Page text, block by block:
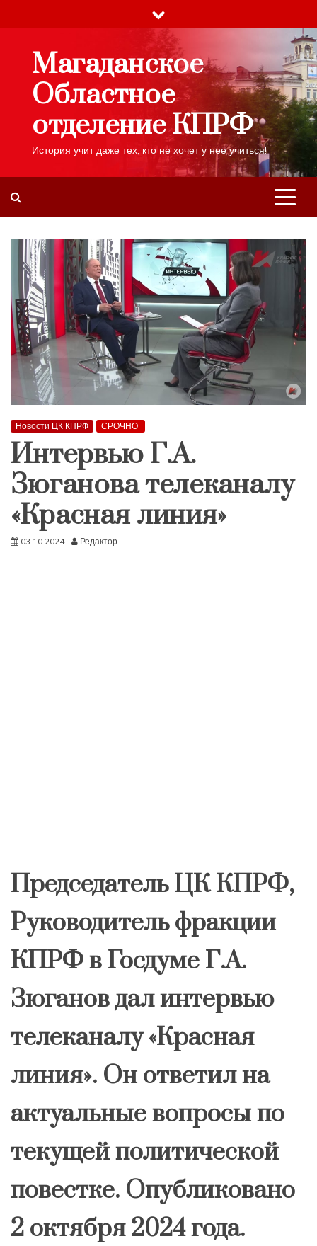
Магаданское
Областное
отделение КПРФ
История учит даже тех, кто не хочет у нее учиться!
Новости ЦК КПРФ СРОЧНО!
Интервью Г.А.
Зюганова телеканалу
«Красная линия»
03.10.2024 Редактор
Председатель ЦК КПРФ,
Руководитель фракции
КПРФ в Госдуме Г.А.
Зюганов дал интервью
телеканалу «Красная
линия». Он ответил на
актуальные вопросы по
текущей политической
повестке. Опубликовано
2 октября 2024 года.